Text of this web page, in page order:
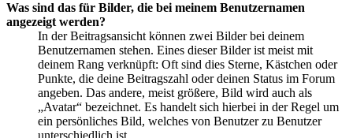
Was sind das für Bilder, die bei meinem Benutzernamen
angezeigt werden?
In der Beitragsansicht können zwei Bilder bei deinem
Benutzernamen stehen. Eines dieser Bilder ist meist mit
deinem Rang verknüpft: Oft sind dies Sterne, Kästchen oder
Punkte, die deine Beitragszahl oder deinen Status im Forum
angeben. Das andere, meist größere, Bild wird auch als
„Avatar“ bezeichnet. Es handelt sich hierbei in der Regel um
ein persönliches Bild, welches von Benutzer zu Benutzer